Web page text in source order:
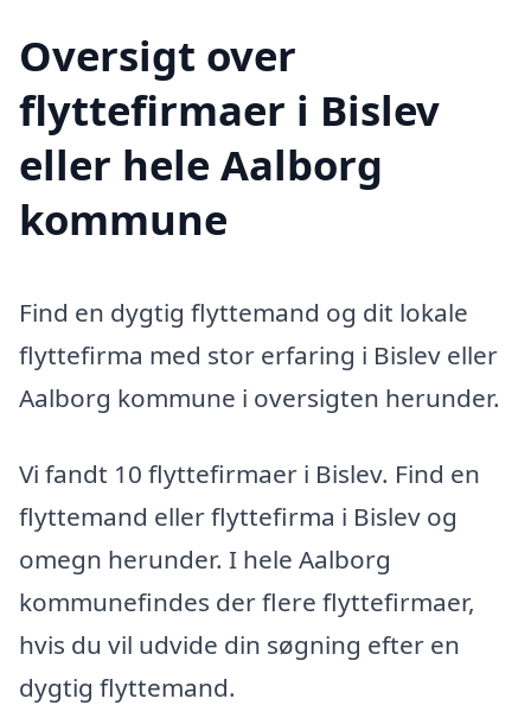
Oversigt over
flyttefirmaer i Bislev
eller hele Aalborg
kommune
Find en dygtig flyttemand og dit lokale
flyttefirma med stor erfaring i Bislev eller
Aalborg kommune i oversigten herunder.
Vi fandt 10 flyttefirmaer i Bislev. Find en
flyttemand eller flyttefirma i Bislev og
omegn herunder. I hele Aalborg
kommunefindes der flere flyttefirmaer,
hvis du vil udvide din søgning efter en
dygtig flyttemand.